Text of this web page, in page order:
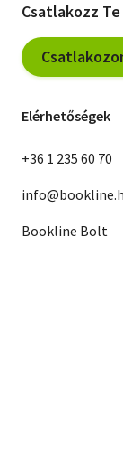
Csatlakozz
Elérhetőségek
+36 1 235 60 70
Bookline Bolt